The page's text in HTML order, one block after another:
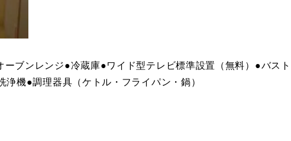
ブンレンジ●冷蔵庫●ワイド型テレビ標準設置（無料）●バス
機●調理器具（ケトル・フライパン・鍋）